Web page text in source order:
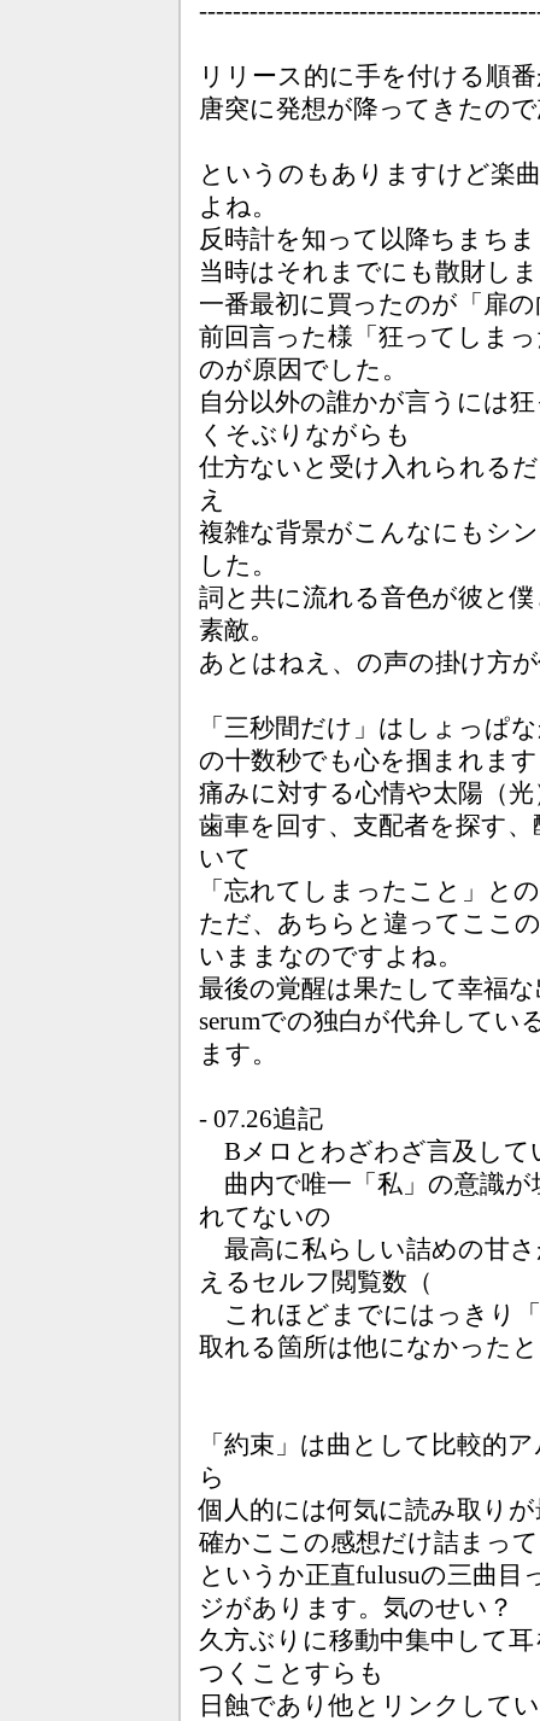
リリース的に手を付ける順
唐突に発想が降ってきたの
というのもありますけど楽
よね。
反時計を知って以降ちまち
当時はそれまでにも散財し
一番最初に買ったのが「扉
前回言った様「狂ってしま
のが原因でした。
自分以外の誰かが言うには
くそぶりながらも
仕方ないと受け入れられる
え
複雑な背景がこんなにもシ
した。
詞と共に流れる音色が彼と
素敵。
あとはねえ、の声の掛け方
「三秒間だけ」はしょっぱ
の十数秒でも心を掴まれま
痛みに対する心情や太陽（
歯車を回す、支配者を探す
いて
「忘れてしまったこと」と
ただ、あちらと違ってここ
いままなのですよね。
最後の覚醒は果たして幸福
serumでの独白が代弁して
ます。
- 07.26追記
Bメロとわざわざ言及して
曲内で唯一「私」の意識
れてないの
最高に私らしい詰めの甘
えるセルフ閲覧数（
これほどまでにはっきり
取れる箇所は他になかった
「約束」は曲として比較的
ら
個人的には何気に読み取り
確かここの感想だけ詰まっ
というか正直fulusuの三曲
ジがあります。気のせい？
久方ぶりに移動中集中して
つくことすらも
日蝕であり他とリンクして